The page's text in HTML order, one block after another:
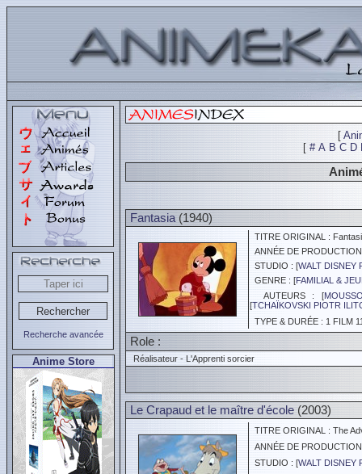
Recherche avancée
Anime Store
[
[ # A B C D
Fantasia (1940)
TITRE ORIGINAL :
ANNÉE DE
STUDIO : [WALT DISNEY
GENRE : [FAMILIAL &
AUTEURS : [
[TCHAÏKOVSKI PIOTR
TYPE & DURÉE : 1 FILM
Role :
Réalisateur - L'Apprenti sorcier
Le Crapaud et le maître d'école (2003)
TITRE ORIGINAL : The
ANNÉE DE
STUDIO : [WALT DISNEY